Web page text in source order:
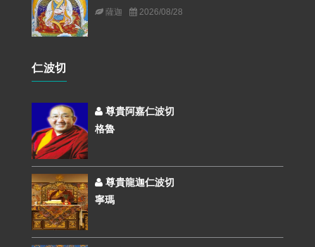
薩迦 2026/08/28
仁波切
尊貴阿嘉仁波切
格魯
尊貴龍迦仁波切
寧瑪